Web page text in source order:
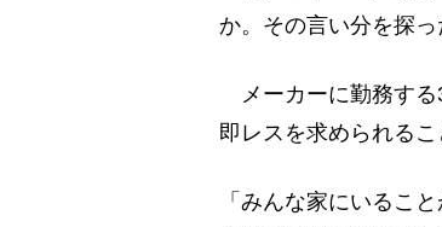
か。その言い分を探っ
メーカーに勤務する
即レスを求められるこ
「みんな家にいるこ